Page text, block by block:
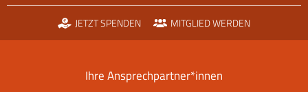
JETZT SPENDEN MITGLIED WERDEN
Ihre Ansprechpartner*innen